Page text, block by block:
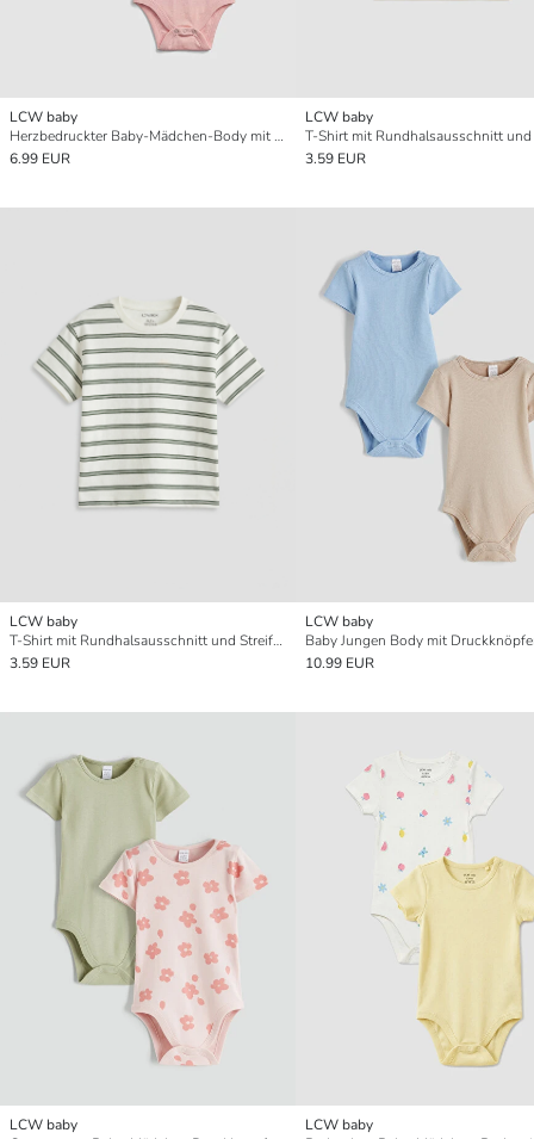
LCW baby
Herzbedruckter Baby-Mädchen-Body mit Druckknöpfen 2er-Pack
6.99 EUR
LCW baby
3.59 EUR
LCW baby
T-Shirt mit Rundhalsausschnitt und Streifen für Baby-Jungen
3.59 EUR
LCW baby
10.99 EUR
LCW baby
LCW baby